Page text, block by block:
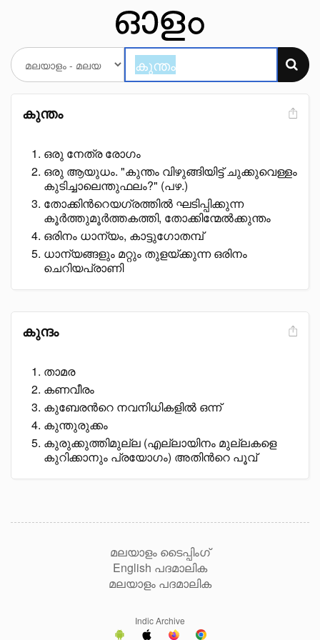
കുന്തം
ഒരു നേത്ര രോഗം
ഒരു ആയുധം. "കുന്തം വിഴുങ്ങിയിട്ട് ചുക്കുവെള്ളം
കുടിച്ചാലെന്തുഫലം?" (പഴ.)
തോക്കിൻറെയഗ്രത്തിൽ ഘടിപ്പിക്കുന്ന
കൂർത്തുമൂർത്തകത്തി, തോക്കിന്മേൽക്കുന്തം
ഒരിനം ധാന്യം, കാട്ടുഗോതമ്പ്
ധാന്യങ്ങളും മറ്റും തുളയ്ക്കുന്ന ഒരിനം
ചെറിയപ്രാണി
കുന്ദം
താമര
കണവീരം
കുബേരൻറെ നവനിധികളിൽ ഒന്ന്
കുന്തുരുക്കം
കുരുക്കുത്തിമുല്ല (എല്ലായിനം മുല്ലകളെ
കുറിക്കാനും പ്രയോഗം) അതിൻറെ പൂവ്
മലയാളം ടൈപ്പിംഗ്
English പദമാലിക
മലയാളം പദമാലിക
Indic Archive